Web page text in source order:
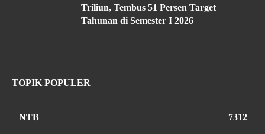
Triliun, Tembus 51 Persen Target
Tahunan di Semester I 2026
TOPIK POPULER
NTB 7312